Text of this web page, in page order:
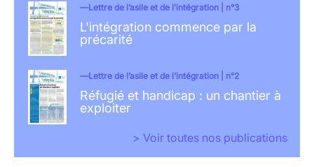
Lettre de l’asile et de l’intégration | n°3
L'intégration commence par la
précarité
Lettre de l’asile et de l’intégration | n°2
Réfugié et handicap : un chantier à
exploiter
> Voir toutes nos publications